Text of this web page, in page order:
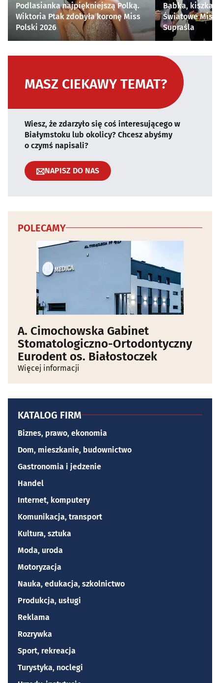
Podlasianka najpiękniejszą Polką.
Wiktoria Ptak zdobyła koronę Miss
Polski 2026
Babka, kiszka i
Światowe
Supraśla
MASZ CIEKAWY TEMAT?
Wiesz, że zdarzyło się coś interesującego w
Białymstoku lub okolicy? Chcesz abyśmy
o czymś napisali?
NAPISZ DO NAS
POLECAMY
A. Cimochowska Gabinet
Stomatologiczno-Ortodontyczny
Eurodent os. Białostoczek
Więcej informacji
KATALOG FIRM
Biznes, prawo, ekonomia
Dom, mieszkanie, budownictwo
Gastronomia i jedzenie
Handel
Internet, komputery
Komunikacja, transport
Kultura, sztuka
Moda, uroda
Motoryzacja
Nauka, edukacja, szkolnictwo
Produkcja, usługi
Reklama
Rozrywka
Sport, rekreacja
Turystyka, noclegi